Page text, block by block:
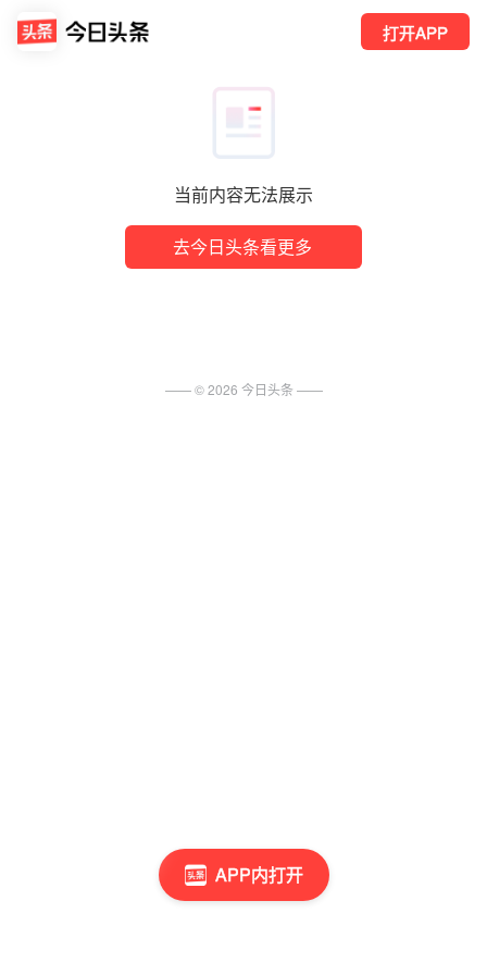
当前内容无法展示
去今日头条看更多
打开APP
APP内打开
—— ©2026 今日头条 ——